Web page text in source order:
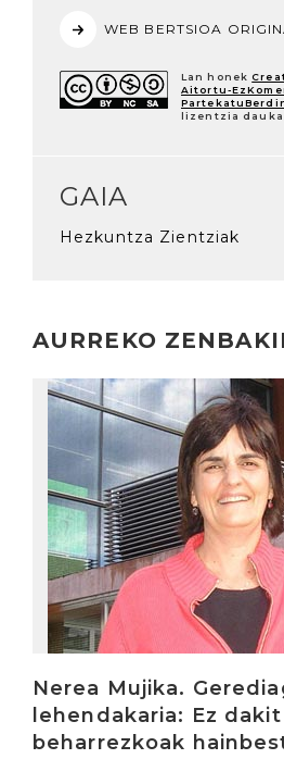
WEB BERTSIOA
Lan honek
Aitortu-
lizentzia dauka.
GAIA
Hezkuntza Zientziak
AURREKO
Nerea Mujika.
lehendakaria: Ez
beharrezkoak
Irakurri